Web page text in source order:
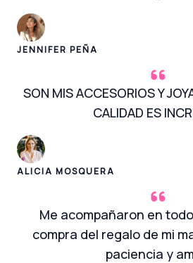
JENNIFER PEÑA
SON MIS ACCESORIOS Y
CALIDAD ES
ALICIA MOSQUERA
Me acompañaron en
compra del regalo de mi
paciencia y